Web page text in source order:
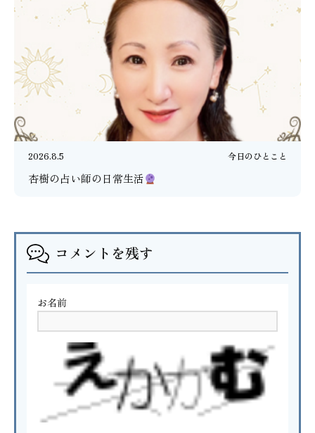
2026.8.5 今日のひとこと
杏樹の占い師の日常生活
コメントを残す
お名前